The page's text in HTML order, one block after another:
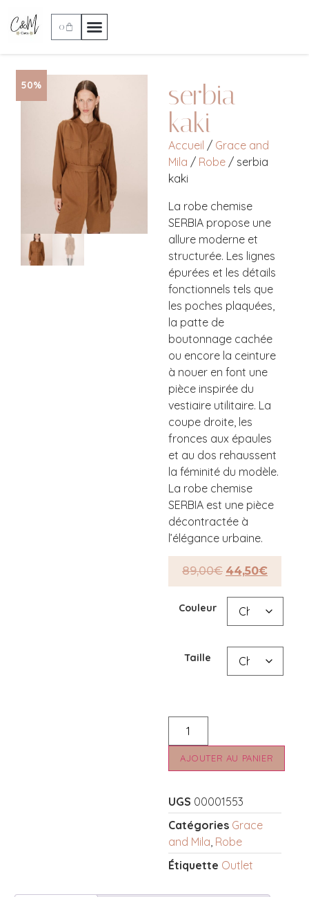
0
50%
serbia
kaki
Accueil / Grace and
Mila / Robe / serbia
kaki
La robe chemise
SERBIA propose une
allure moderne et
structurée. Les lignes
épurées et les détails
fonctionnels tels que
les poches plaquées,
la patte de
boutonnage cachée
ou encore la ceinture
à nouer en font une
pièce inspirée du
vestiaire utilitaire. La
coupe droite, les
fronces aux épaules
et au dos rehaussent
la féminité du modèle.
La robe chemise
SERBIA est une pièce
décontractée à
l’élégance urbaine.
89,00€ 44,50€
Couleur
Taille
AJOUTER AU PANIER
UGS 00001553
Catégories Grace
and Mila Robe
Étiquette Outlet